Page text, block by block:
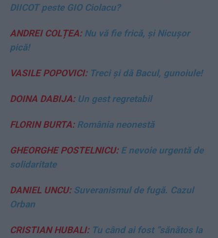
DIICOT peste GIO Ciolacu?
ANDREI COLȚEA:Nu vă fie frică, și Nicușor
pică!
VASILE POPOVICI:Treci și dă Bacul, gunoiule!
DOINA DABIJA:Un gest regretabil
FLORIN BURTA:România neonestă
GHEORGHE POSTELNICU:E nevoie urgentă de
solidaritate
DANIEL UNCU:Suveranismul de fugă. Cazul
Orban
CRISTIAN HUBALI:Tu când ai fost ”sănătos la